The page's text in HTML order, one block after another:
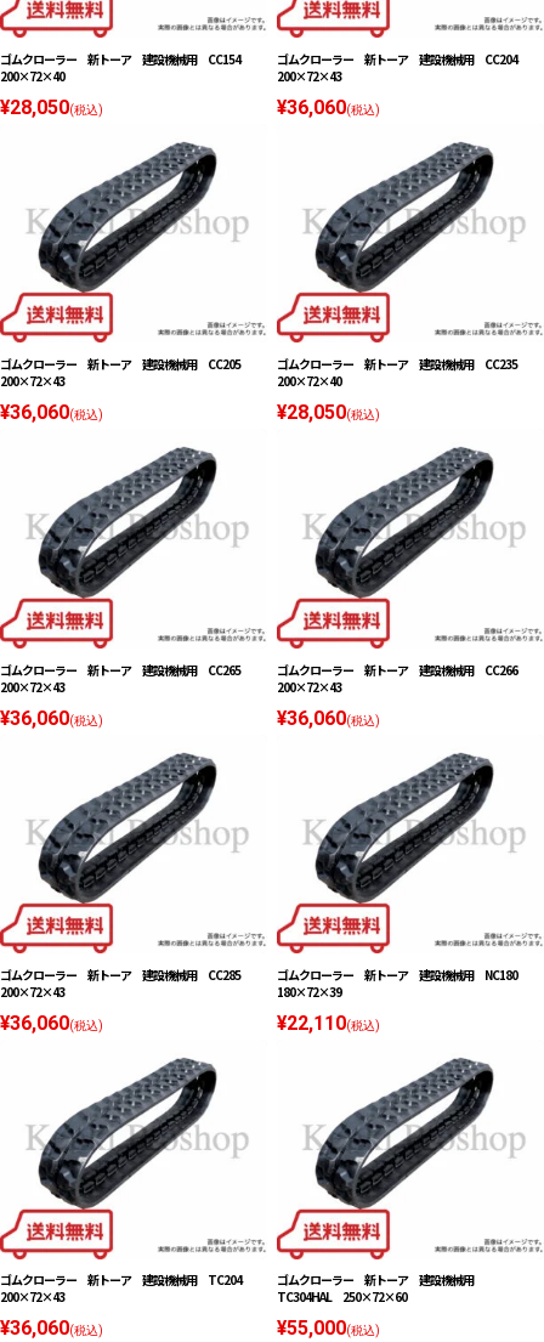
ゴムクローラー 新トーア 建設機械用 CC154
200×72×40
¥28,050(税込)
ゴムクローラー 新トーア 建設機械用 CC204
200×72×43
¥36,060(税込)
ゴムクローラー 新トーア 建設機械用 CC205
200×72×43
¥36,060(税込)
ゴムクローラー 新トーア 建設機械用 CC235
200×72×40
¥28,050(税込)
ゴムクローラー 新トーア 建設機械用 CC265
200×72×43
¥36,060(税込)
ゴムクローラー 新トーア 建設機械用 CC266
200×72×43
¥36,060(税込)
ゴムクローラー 新トーア 建設機械用 CC285
200×72×43
¥36,060(税込)
ゴムクローラー 新トーア 建設機械用 NC180
180×72×39
¥22,110(税込)
ゴムクローラー 新トーア 建設機械用 TC204
200×72×43
¥36,060(税込)
ゴムクローラー 新トーア 建設機械用
TC304HAL 250×72×60
¥55,000(税込)